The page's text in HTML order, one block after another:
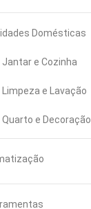
Domésticas
Jantar e Cozinha
Limpeza e Lavação
Quarto e Decoração